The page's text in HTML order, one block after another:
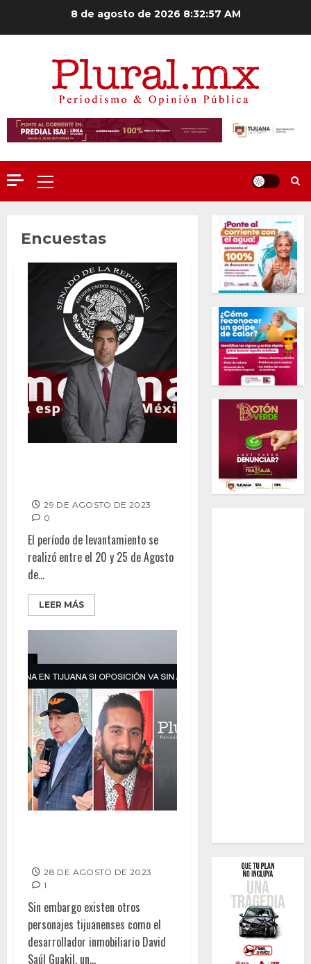
8 de agosto de 2026 8:32:58 AM
Menú
principal
Encuestas
29 DE AGOSTO DE 2023
0
El período de levantamiento se
realizó entre el 20 y 25 de Agosto
de...
LEER MÁS
28 DE AGOSTO DE 2023
1
Sin embargo existen otros
personajes tijuanenses como el
desarrollador inmobiliario David
Saúl Guakil, un...